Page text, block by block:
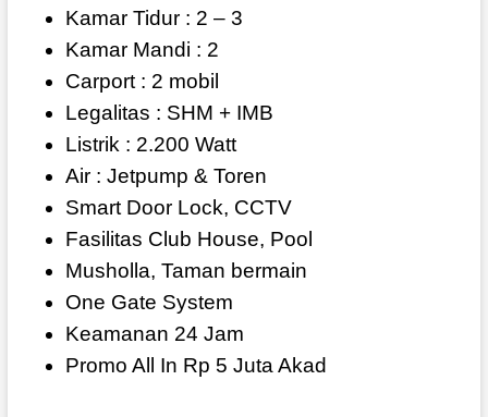
Kamar Tidur : 2 – 3
Kamar Mandi : 2
Carport : 2 mobil
Legalitas : SHM + IMB
Listrik : 2.200 Watt
Air : Jetpump & Toren
Smart Door Lock, CCTV
Fasilitas Club House, Pool
Musholla, Taman bermain
One Gate System
Keamanan 24 Jam
Promo All In Rp 5 Juta Akad